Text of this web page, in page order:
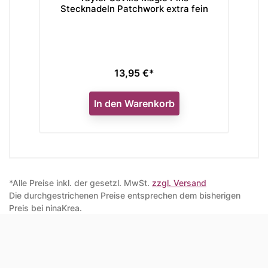
Stecknadeln Patchwork extra fein
Preis
13,95 €*
In den Warenkorb
*Alle Preise inkl. der gesetzl. MwSt. zzgl. Versand
Die durchgestrichenen Preise entsprechen dem bisherigen
Preis bei ninaKrea.